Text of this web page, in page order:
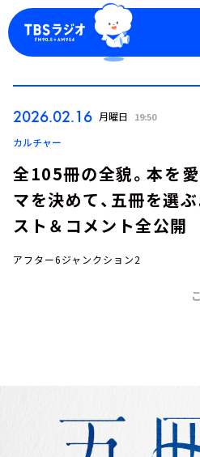
会社情報
2026.02.16 月曜日 19:50
カルチャー
全105冊の全貌。本を
マを決めて、五冊を選ぶ
スト＆コメント全公開
アフター6ジャンクション2